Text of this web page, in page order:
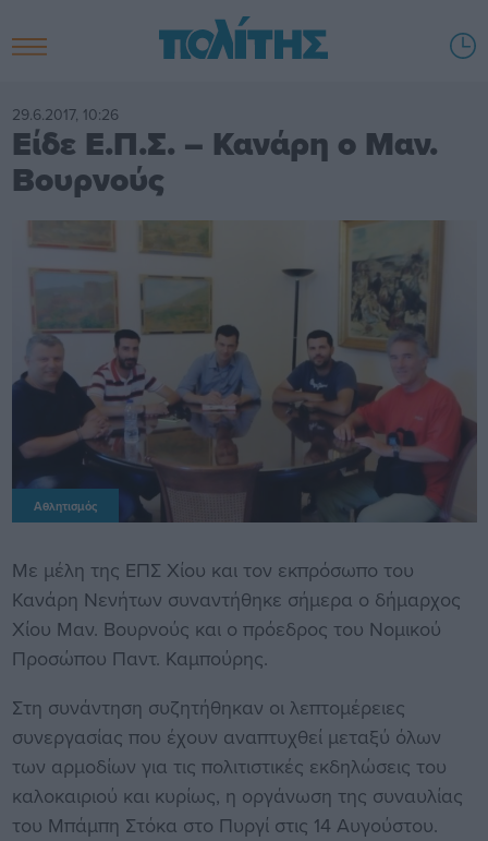
29.6.2017, 10:26
Είδε Ε.Π.Σ. – Κανάρη ο Μαν.
Βουρνούς
Αθλητισμός
Με μέλη της ΕΠΣ Χίου και τον εκπρόσωπο του
Κανάρη Νενήτων συναντήθηκε σήμερα ο δήμαρχος
Χίου Μαν. Βουρνούς και ο πρόεδρος του Νομικού
Προσώπου Παντ. Καμπούρης.
Στη συνάντηση συζητήθηκαν οι λεπτομέρειες
συνεργασίας που έχουν αναπτυχθεί μεταξύ όλων
των αρμοδίων για τις πολιτιστικές εκδηλώσεις του
καλοκαιριού και κυρίως, η οργάνωση της συναυλίας
του Μπάμπη Στόκα στο Πυργί στις 14 Αυγούστου.